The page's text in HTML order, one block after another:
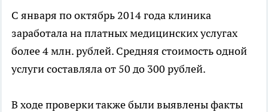
С января по октябрь 2014 года клиника
заработала на платных медицинских услугах
более 4 млн. рублей. Средняя стоимость одной
услуги составляла от 50 до 300 рублей.
В ходе проверки также были выявлены факты